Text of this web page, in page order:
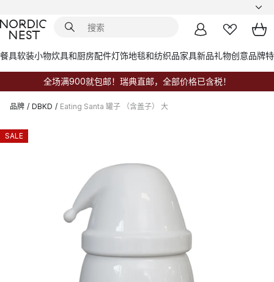
餐具软装小物炊具和厨房配件灯饰地毯和纺织品家具新品礼物创意品牌
全场满900就包邮！瑞典直邮，全部价格已含税！
品牌 / DBKD / Eating Santa 罐子 （含盖子） 大
SALE